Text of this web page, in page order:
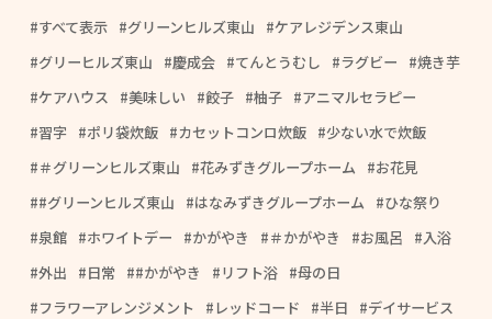
すべて表示 グリーンヒルズ東山
ケアレジデンス東山
グリーヒルズ東山
慶成会 てんとうむし ラグビー
焼き芋
ケアハウス
美味しい 餃子 柚子
アニマルセラピー
習字
ポリ袋炊飯 カセットコンロ炊飯
少ない水で炊飯
＃グリーンヒルズ東山
花みずきグループホーム
お花見
#グリーンヒルズ東山
はなみずきグループホーム
ひな祭り
泉館
ホワイトデー かがやき ＃かがやき お風呂
入浴
外出
日常 #かがやき リフト浴
母の日
フラワーアレンジメント
レッドコード 半日 デイサービス